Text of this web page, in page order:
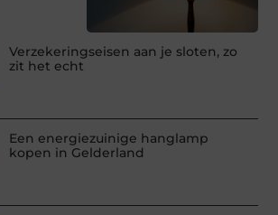
Verzekeringseisen aan je sloten, zo
zit het echt
Een energiezuinige hanglamp
kopen in Gelderland